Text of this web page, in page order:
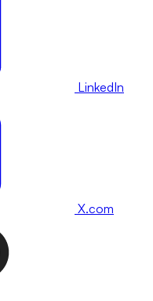
LinkedIn
X.com